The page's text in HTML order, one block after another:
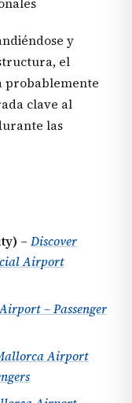
y
el
probablemente
clave al
las
–Discover
Airport
– Passenger
Airport